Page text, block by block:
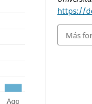
https://
Más